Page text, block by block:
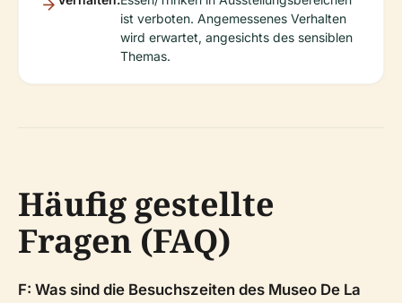
ist verboten. Angemessenes Verhalten
wird erwartet, angesichts des sensiblen
Themas.
Häufig gestellte
Fragen (FAQ)
F: Was sind die Besuchszeiten des Museo De La